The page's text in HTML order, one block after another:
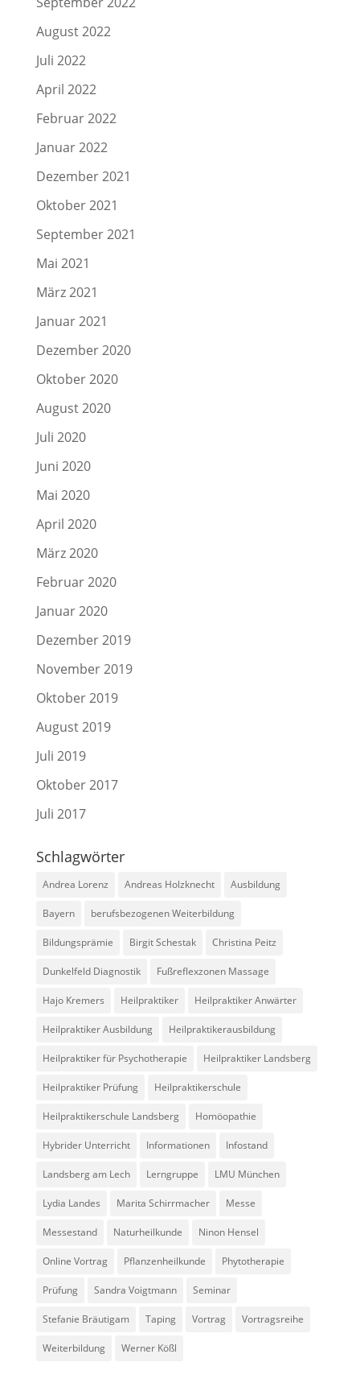
August 2022
Juli 2022
April 2022
Februar 2022
Januar 2022
Dezember 2021
Oktober 2021
September 2021
Mai 2021
März 2021
Januar 2021
Dezember 2020
Oktober 2020
August 2020
Juli 2020
Juni 2020
Mai 2020
April 2020
März 2020
Februar 2020
Januar 2020
Dezember 2019
November 2019
Oktober 2019
August 2019
Juli 2019
Oktober 2017
Juli 2017
Schlagwörter
Andrea Lorenz Andreas Holzknecht Ausbildung
Bayern berufsbezogenen Weiterbildung
Bildungsprämie Birgit Schestak Christina Peitz
Dunkelfeld Diagnostik Fußreflexzonen Massage
Hajo Kremers Heilpraktiker Heilpraktiker Anwärter
Heilpraktiker Ausbildung Heilpraktikerausbildung
Heilpraktiker für Psychotherapie Heilpraktiker Landsberg
Heilpraktiker Prüfung Heilpraktikerschule
Heilpraktikerschule Landsberg Homöopathie
Hybrider Unterricht Informationen Infostand
Landsberg am Lech Lerngruppe LMU München
Lydia Landes Marita Schirrmacher Messe
Messestand Naturheilkunde Ninon Hensel
Online Vortrag Pflanzenheilkunde Phytotherapie
Prüfung Sandra Voigtmann Seminar
Stefanie Bräutigam Taping Vortrag Vortragsreihe
Weiterbildung Werner Kößl